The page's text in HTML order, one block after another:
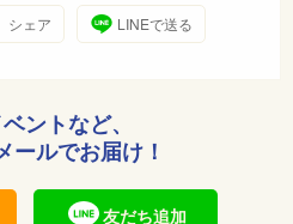
シェア LINEで送る
ントなど、
ールでお届け！
友だち追加